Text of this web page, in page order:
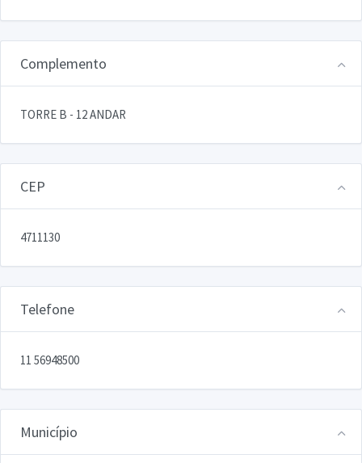
Complemento
TORRE B - 12 ANDAR
CEP
4711130
Telefone
11 56948500
Município